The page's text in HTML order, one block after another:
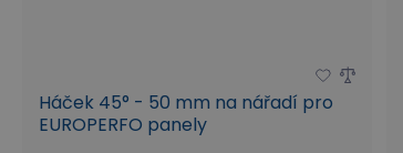
Háček 45° - 50 mm na nářadí pro
EUROPERFO panely